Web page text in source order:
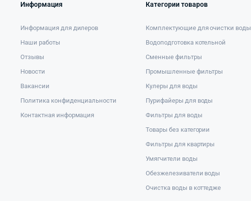
Информация
Информация для дилеров
Наши работы
Отзывы
Новости
Вакансии
Политика конфиденциальности
Контактная информация
Категории товаров
Комплектующие для очистки воды
Водоподготовка котельной
Сменные фильтры
Промышленные фильтры
Кулеры для воды
Пурифайеры для воды
Фильтры для воды
Товары без категории
Фильтры для квартиры
Умягчители воды
Обезжелезиватели воды
Очистка воды в коттедже